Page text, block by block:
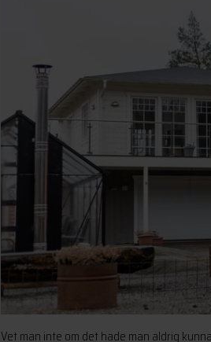
Vet man inte om det hade man aldrig